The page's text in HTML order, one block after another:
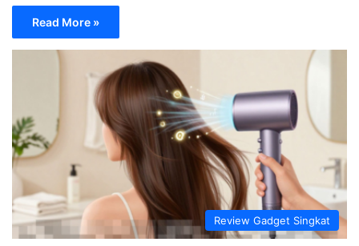
Read More »
Review Gadget Singkat